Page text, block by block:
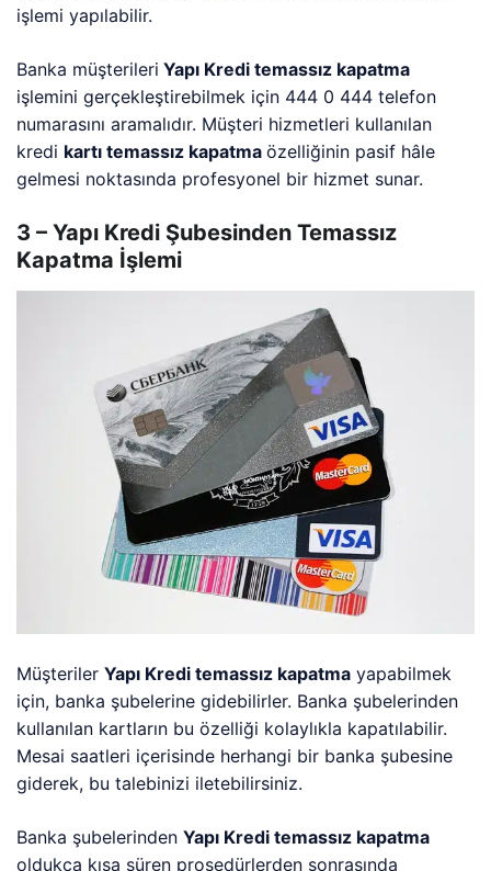
işlemi yapılabilir.
Banka müşterileri Yapı Kredi temassız kapatma
işlemini gerçekleştirebilmek için 444 0 444 telefon
numarasını aramalıdır. Müşteri hizmetleri kullanılan
kredi kartı temassız kapatmaözelliğinin pasif hâle
gelmesi noktasında profesyonel bir hizmet sunar.
3 – Yapı Kredi Şubesinden Temassız
Kapatma İşlemi
MüşterilerYapı Kredi temassız kapatma yapabilmek
için, banka şubelerine gidebilirler. Banka şubelerinden
kullanılan kartların bu özelliği kolaylıkla kapatılabilir.
Mesai saatleri içerisinde herhangi bir banka şubesine
giderek, bu talebinizi iletebilirsiniz.
Banka şubelerindenYapı Kredi temassız kapatma
oldukça kısa süren prosedürlerden sonrasında